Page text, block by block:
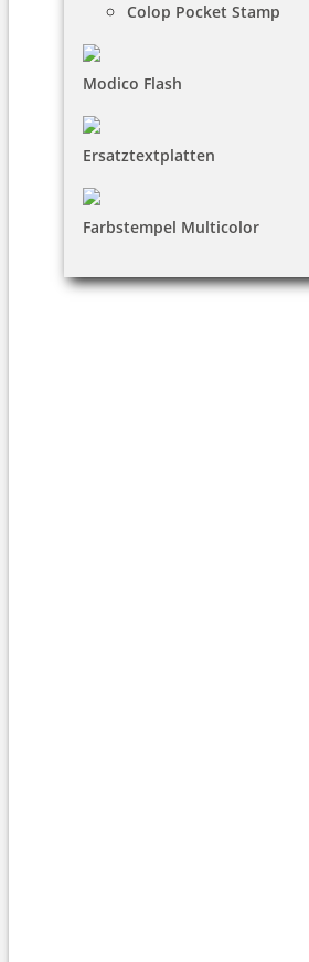
Colop Pocket Stamp
Modico Flash
Ersatztextplatten
Farbstempel Multicolor